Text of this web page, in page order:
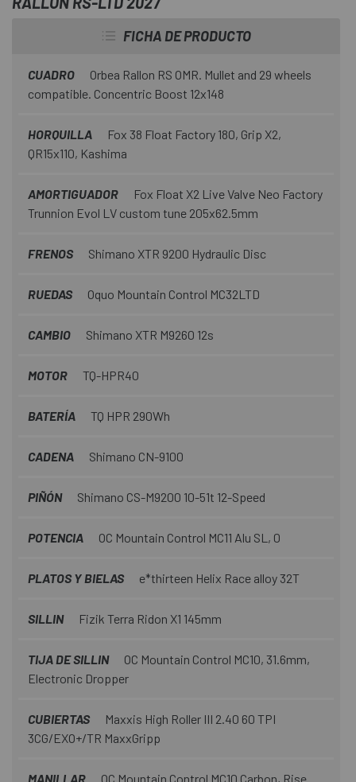
FICHA DE PRODUCTO
CUADRO
Orbea Rallon RS OMR. Mullet and 29 wheels
compatible. Concentric Boost 12x148
HORQUILLA
Fox 38 Float Factory 180, Grip X2,
QR15x110, Kashima
AMORTIGUADOR
Fox Float X2 Live Valve Neo Factory
Trunnion Evol LV custom tune 205x62.5mm
FRENOS Shimano XTR 9200 Hydraulic Disc
RUEDAS Oquo Mountain Control MC32LTD
CAMBIO Shimano XTR M9260 12s
MOTOR TQ-HPR40
BATERÍA TQ HPR 290Wh
CADENA Shimano CN-9100
PIÑÓN Shimano CS-M9200 10-51t 12-Speed
POTENCIA OC Mountain Control MC11 Alu SL, 0
PLATOS Y BIELAS e*thirteen Helix Race alloy 32T
SILLIN Fizik Terra Ridon X1 145mm
TIJA DE SILLIN
OC Mountain Control MC10, 31.6mm,
Electronic Dropper
CUBIERTAS
Maxxis High Roller III 2.40 60 TPI
3CG/EXO+/TR MaxxGripp
MANILLAR OC Mountain Control MC10 Carbon, Rise